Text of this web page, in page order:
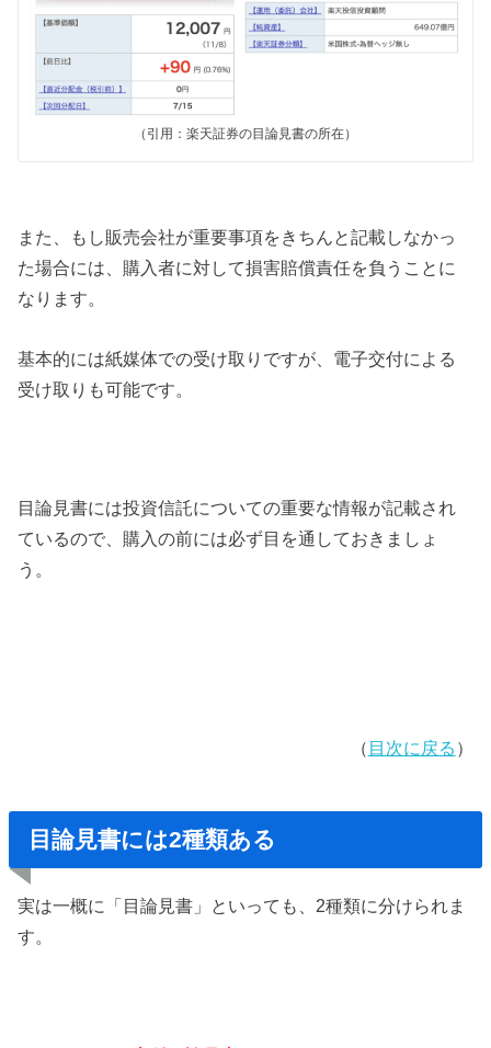
（引用：楽天証券の目論見書の所在）
また、もし販売会社が重要事項をきちんと記載しなかっ
た場合には、購入者に対して損害賠償責任を負うことに
なります。
基本的には紙媒体での受け取りですが、電子交付による
受け取りも可能です。
目論見書には投資信託についての重要な情報が記載され
ているので、購入の前には必ず目を通しておきましょ
う。
（ 目次に戻る ）
目論見書には2種類ある
実は一概に「目論見書」といっても、2種類に分けられま
す。